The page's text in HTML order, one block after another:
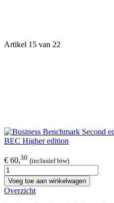
Artikel 15 van 22
€ 60,30 (inclusief btw)
Voeg toe aan winkelwagen
Overzicht